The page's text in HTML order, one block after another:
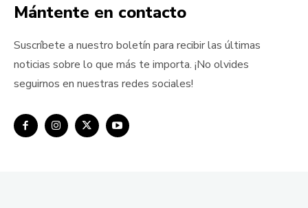
Mántente en contacto
Suscríbete a nuestro boletín para recibir las últimas
noticias sobre lo que más te importa. ¡No olvides
seguirnos en nuestras redes sociales!